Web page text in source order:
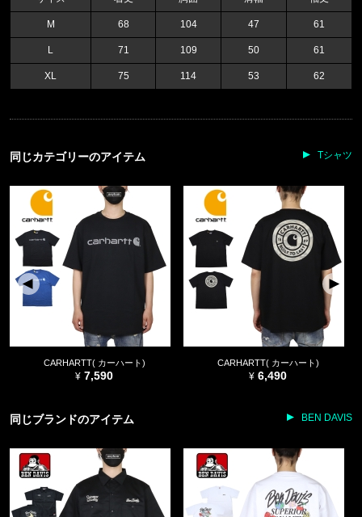
M 68 104 47 61
L 71 109 50 61
XL 75 114 53 62
同じカテゴリーのアイテム Tシャツ
CARHARTT( カーハート)
7,590
CARHARTT( カーハート)
6,490
同じブランドのアイテム BEN DAVIS